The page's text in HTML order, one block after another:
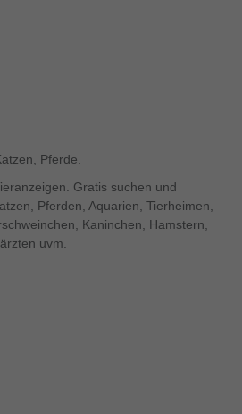
Pferde.
Gratis suchen und
Pferden, Aquarien, Tierheimen,
Kaninchen, Hamstern,
uvm.